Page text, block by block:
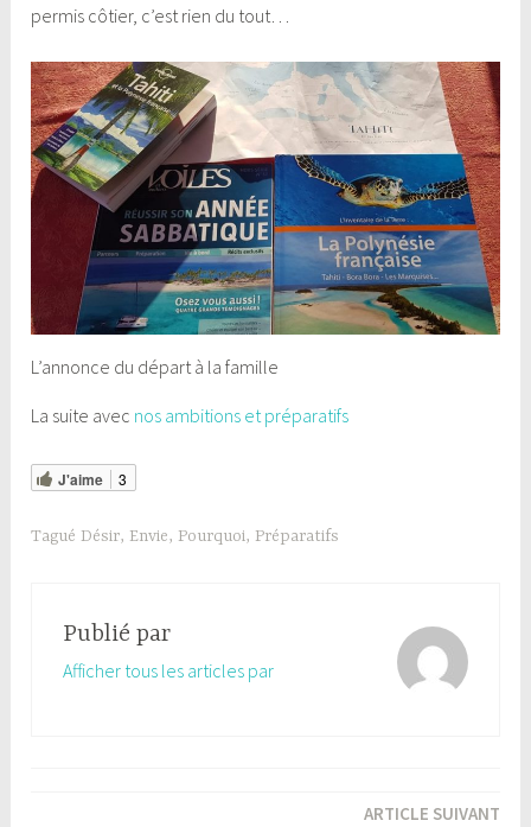
permis côtier, c’est rien du tout…
L’annonce du départ à la famille
La suite avec nos ambitions et préparatifs
J'aime 3
TaguéDésir, Envie, Pourquoi, Préparatifs
Publié par
Afficher tous les articles par
ARTICLE SUIVANT